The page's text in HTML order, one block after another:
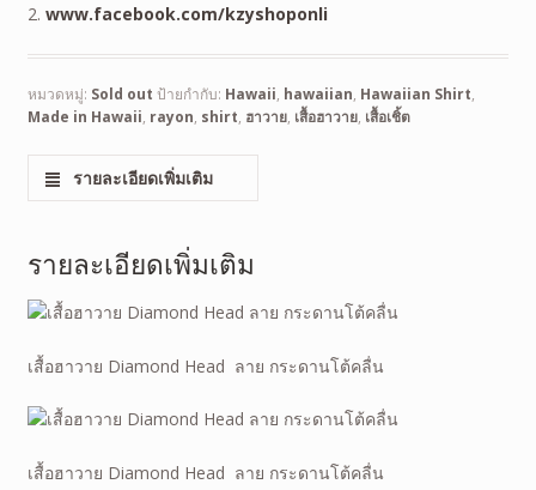
2. www.facebook.com/kzyshoponli
หมวดหมู่: Sold out ป้ายกำกับ: Hawaii, hawaiian, Hawaiian Shirt,
Made in Hawaii, rayon, shirt, ฮาวาย, เสื้อฮาวาย, เสื้อเชิ้ต
รายละเอียดเพิ่มเติม
รายละเอียดเพิ่มเติม
เสื้อฮาวาย Diamond Head ลาย กระดานโต้คลื่น
เสื้อฮาวาย Diamond Head ลาย กระดานโต้คลื่น